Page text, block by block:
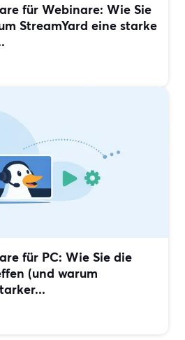
für Webinare: Wie Sie
StreamYard eine starke
für PC: Wie Sie die
(und warum